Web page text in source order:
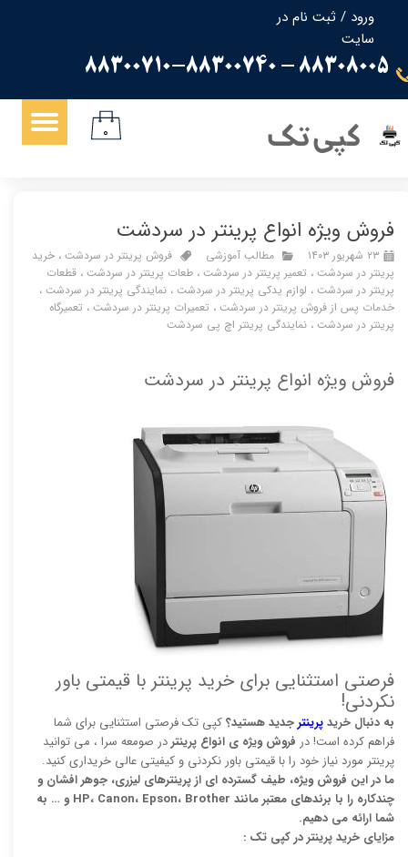
ورود / ثبت نام در
سایت
حساب کاربری من
تغییر گذر واژه
سفارشات
88308005 - 88300710-88300740
کپی تک ۰
فروش ویژه انواع پرینتر در سردشت
۲۳ شهریور ۱۴۰۳ مطالب آموزشی فروش پرینتر در سردشت ، خرید
پرینتر در سردشت ، تعمیر پرینتر در سردشت ، طعات پرینتر در سردشت ، قطعات
پرینتر در سردشت ، لوازم یدکی پرینتر در سردشت ، نمایندگی پرینتر در سردشت ،
خدمات پس از فروش پرینتر در سردشت ، تعمیرات پرینتر در سردشت ، تعمیرگاه
پرینتر در سردشت ، نمایندگی پرینتر اچ پی سردشت
فروش ویژه انواع پرینتر در سردشت
فرصتی استثنایی برای خرید پرینتر با قیمتی باور
نکردنی!
به دنبال خریدپرینترجدید هستید؟کپی تک فرصتی استثنایی برای شما
فراهم کرده است! در فروش ویژه ی انواع پرینتردر صومعه سرا ، می توانید
پرینتر مورد نیاز خود را با قیمتی باور نکردنی و کیفیتی عالی خریداری کنید.
ما در این فروش ویژه، طیف گسترده ای از پرینترهای لیزری، جوهر افشان و
چندکاره را با برندهای معتبر مانند HP، Canon، Epson، Brother و … به
شما ارائه می دهیم.
مزایای خرید پرینتر در کپی تک :